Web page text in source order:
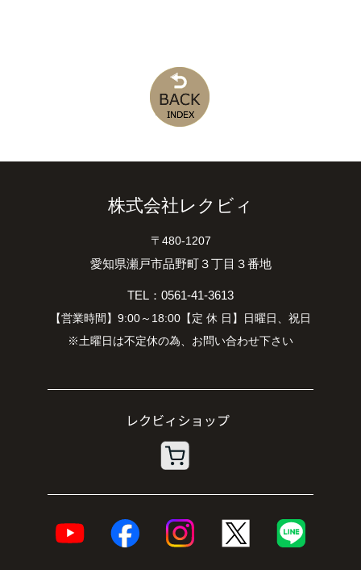
株式会社レクビィ
〒480-1207
愛知県瀬戸市品野町３丁目３番地
TEL：0561-41-3613
【営業時間】9:00～18:00【定 休 日】日曜日、祝日
※土曜日は不定休の為、お問い合わせ下さい